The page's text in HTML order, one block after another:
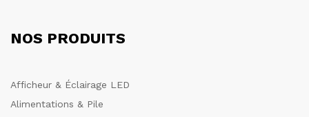
NOS PRODUITS
Afficheur & Éclairage LED
Alimentations & Pile